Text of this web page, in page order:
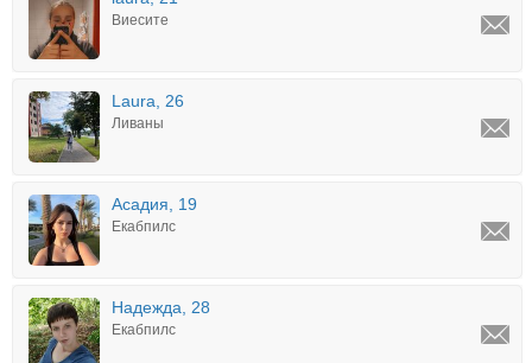
Виесите
Laura, 26
Ливаны
Асадия, 19
Екабпилс
Надежда, 28
Екабпилс